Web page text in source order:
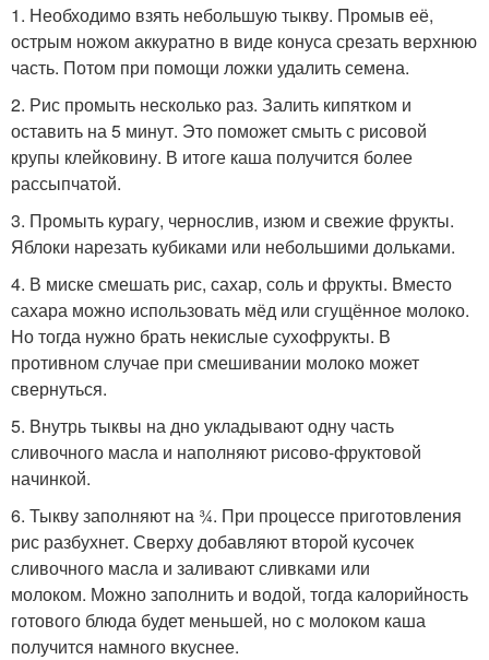
1. Необходимо взять небольшую тыкву. Промыв её,
острым ножом аккуратно в виде конуса срезать верхнюю
часть. Потом при помощи ложки удалить семена.
2. Рис промыть несколько раз. Залить кипятком и
оставить на 5 минут. Это поможет смыть с рисовой
крупы клейковину. В итоге каша получится более
рассыпчатой.
3. Промыть курагу, чернослив, изюм и свежие фрукты.
Яблоки нарезать кубиками или небольшими дольками.
4. В миске смешать рис, сахар, соль и фрукты. Вместо
сахара можно использовать мёд или сгущённое молоко.
Но тогда нужно брать некислые сухофрукты. В
противном случае при смешивании молоко может
свернуться.
5. Внутрь тыквы на дно укладывают одну часть
сливочного масла и наполняют рисово-фруктовой
начинкой.
6. Тыкву заполняют на ¾. При процессе приготовления
рис разбухнет. Сверху добавляют второй кусочек
сливочного масла и заливают сливками или
молоком. Можно заполнить и водой, тогда калорийность
готового блюда будет меньшей, но с молоком каша
получится намного вкуснее.